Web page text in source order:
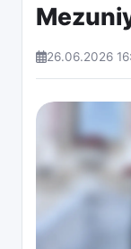
26.06.2026